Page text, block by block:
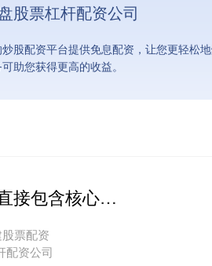
股票杠杆配资公司
股配资平台提供免息配资，让您更轻松
助您获得更高的收益。
**说明**：标题控制在以内，直接包含核心关键词“正规的配资炒股平台”，并使用“有哪些”、“安全合法平台推荐”等常见搜索短语，符合用户主动寻找和对比平台时的搜索习惯，有利于SEO收录。语气客观，符合信息推荐类标题的规范。
票配资
配资公司